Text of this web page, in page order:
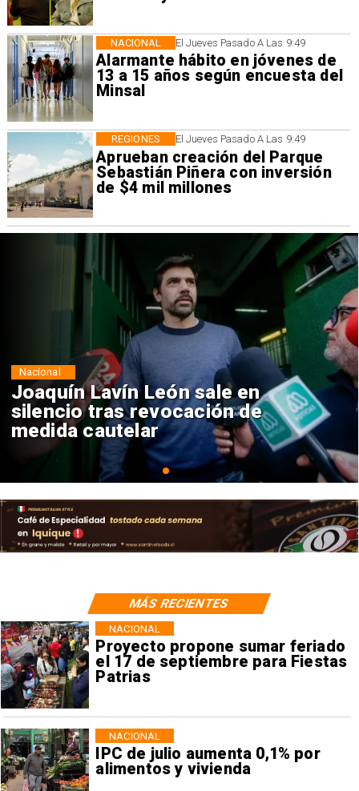
El Jueves Pasado A Las 9:49
Alarmante hábito en jóvenes de
13 a 15 años según encuesta del
Minsal
NACIONAL
El Jueves Pasado A Las 9:49
Aprueban creación del Parque
Sebastián Piñera con inversión
de $4 mil millones
REGIONES
Chile y Venezuela formalizan
reinicio de relaciones
consulares
Nacional
Proyecto propone sumar feriado
el 17 de septiembre para Fiestas
Patrias
NACIONAL
IPC de julio aumenta 0,1% por
alimentos y vivienda
NACIONAL
MÁS RECIENTES